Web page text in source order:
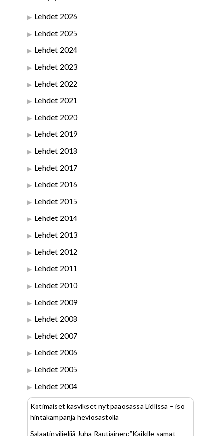
Lehdet 2026
Lehdet 2025
Lehdet 2024
Lehdet 2023
Lehdet 2022
Lehdet 2021
Lehdet 2020
Lehdet 2019
Lehdet 2018
Lehdet 2017
Lehdet 2016
Lehdet 2015
Lehdet 2014
Lehdet 2013
Lehdet 2012
Lehdet 2011
Lehdet 2010
Lehdet 2009
Lehdet 2008
Lehdet 2007
Lehdet 2006
Lehdet 2005
Lehdet 2004
Kotimaiset kasvikset nyt pääosassa Lidlissä – iso
hintakampanja heviosastolla
Salaatinviljelijä Juha Rautiainen:”Kaikille samat